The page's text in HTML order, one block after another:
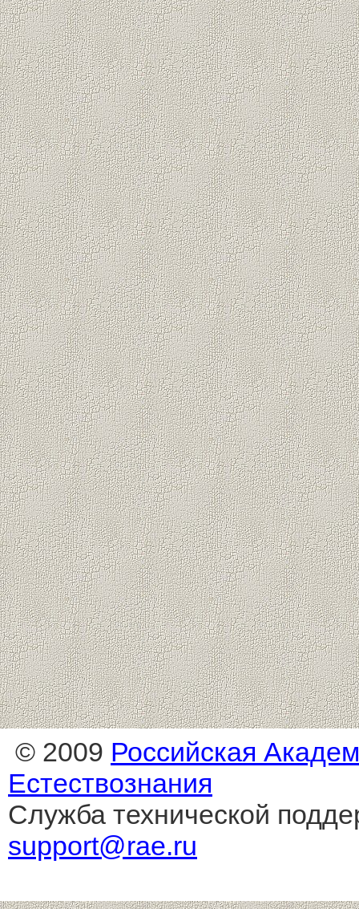
© 2009 Российская
Естествознания
Служба технической
support@rae.ru